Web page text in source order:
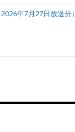
年7月27日放送分）